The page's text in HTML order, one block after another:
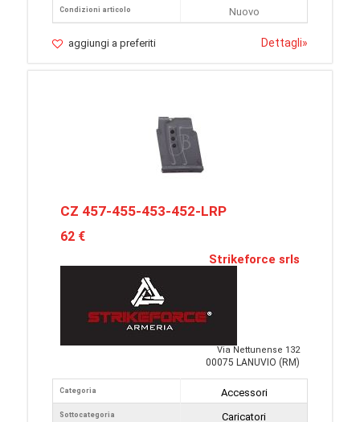
Condizioni articolo
Nuovo
aggiungi a preferiti Dettagli»
CZ 457-455-453-452-LRP
62 €
Strikeforce srls
Via Nettunense 132
00075 LANUVIO (RM)
Categoria
Sottocategoria
Accessori
Caricatori